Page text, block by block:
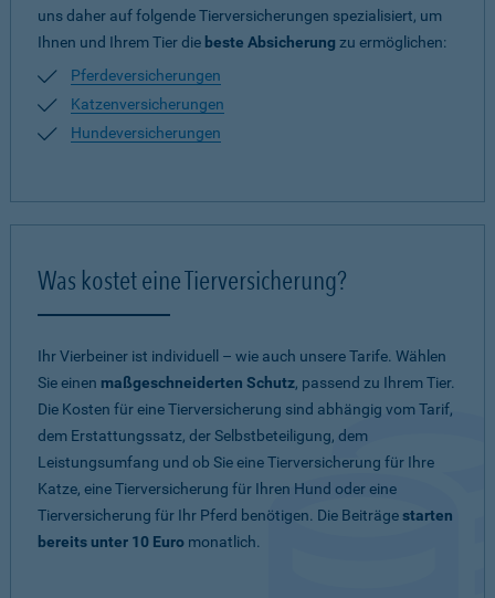
uns daher auf folgende Tierversicherungen spezialisiert, um
Ihnen und Ihrem Tier die beste Absicherung zu ermöglichen:
Pferdeversicherungen
Katzenversicherungen
Hundeversicherungen
Was kostet eine Tierversicherung?
Ihr Vierbeiner ist individuell – wie auch unsere Tarife. Wählen
Sie einen maßgeschneiderten Schutz, passend zu Ihrem Tier.
Die Kosten für eine Tierversicherung sind abhängig vom Tarif,
dem Erstattungssatz, der Selbstbeteiligung, dem
Leistungsumfang und ob Sie eine Tierversicherung für Ihre
Katze, eine Tierversicherung für Ihren Hund oder eine
Tierversicherung für Ihr Pferd benötigen. Die Beiträgestarten
bereits unter 10 Euro monatlich.